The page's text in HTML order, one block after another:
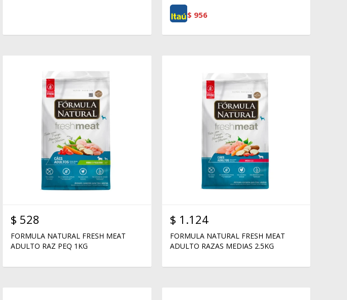
$ 956
$ 528
FORMULA NATURAL FRESH MEAT
ADULTO RAZ PEQ 1KG
$ 1.124
FORMULA NATURAL FRESH MEAT
ADULTO RAZAS MEDIAS 2.5KG